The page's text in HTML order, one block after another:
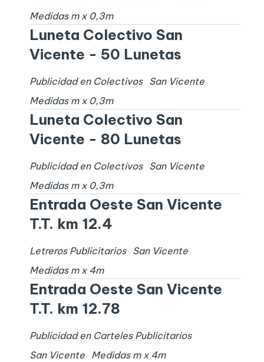
Medidas m x 0,3m
Luneta Colectivo San
Vicente - 50 Lunetas
Publicidad en Colectivos
San Vicente
Medidas m x 0,3m
Luneta Colectivo San
Vicente - 80 Lunetas
Publicidad en Colectivos
San Vicente
Medidas m x 0,3m
Entrada Oeste San Vicente
T.T. km 12.4
Letreros Publicitarios
San Vicente
Medidas m x 4m
Entrada Oeste San Vicente
T.T. km 12.78
Publicidad en Carteles Publicitarios
San Vicente
Medidas m x 4m